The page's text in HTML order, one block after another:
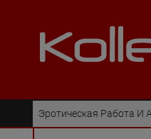
Эротическая Pабота И